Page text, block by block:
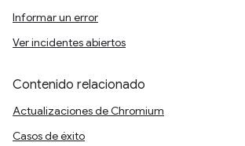
Informar un error
Ver incidentes abiertos
Contenido relacionado
Actualizaciones de Chromium
Casos de éxito